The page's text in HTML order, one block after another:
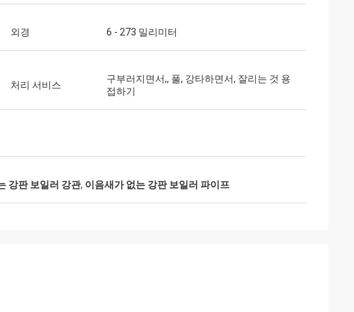
외경 6 - 273 밀리미터
처리 서비스
구부러지면서,, 풀, 강타하면서, 잘리는 것 용
접하기
강판 보일러 강관, 이음새가 없는 강판 보일러 파이프